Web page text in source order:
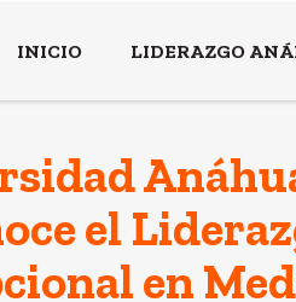
INICIO LIDERAZGO
el
en